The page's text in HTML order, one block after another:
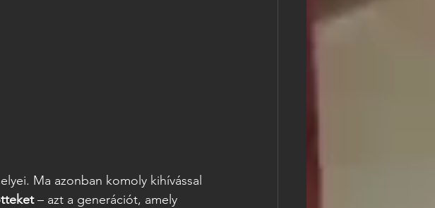
Ma azonban komoly kihívással
– azt a generációt, amely